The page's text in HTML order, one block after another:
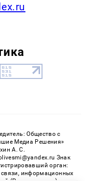
Общество с
Медиа Решения»
А. С.
Знак
орган:
информационных